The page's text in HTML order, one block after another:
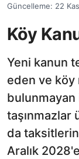
Güncelleme: 22
Köy
Yeni kanun
eden ve köy
bulunmayan
taşınmazlar
da
Aralık